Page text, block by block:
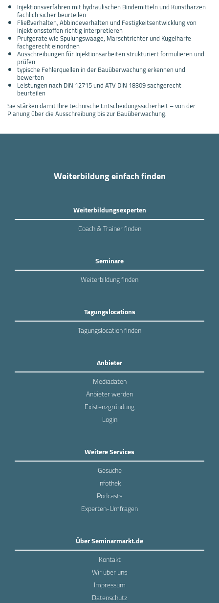
Injektionsverfahren mit hydraulischen Bindemitteln und Kunstharzen
fachlich sicher beurteilen
Fließverhalten, Abbindeverhalten und Festigkeitsentwicklung von
Injektionsstoffen richtig interpretieren
Prüfgeräte wie Spülungswaage, Marschtrichter und Kugelharfe
fachgerecht einordnen
Ausschreibungen für Injektionsarbeiten strukturiert formulieren und
prüfen
typische Fehlerquellen in der Bauüberwachung erkennen und
bewerten
Leistungen nach DIN 12715 und ATV DIN 18309 sachgerecht
beurteilen
Sie stärken damit Ihre technische Entscheidungssicherheit – von der
Planung über die Ausschreibung bis zur Bauüberwachung.
Weiterbildung einfach finden
Weiterbildungsexperten
Coach & Trainer finden
Seminare
Weiterbildung finden
Tagungslocations
Tagungslocation finden
Anbieter
Mediadaten
Anbieter werden
Existenzgründung
Login
Weitere Services
Gesuche
Infothek
Podcasts
Experten-Umfragen
Über Seminarmarkt.de
Kontakt
Wir über uns
Impressum
Datenschutz